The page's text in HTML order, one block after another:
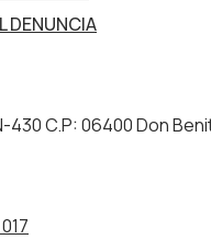
DENUNCIA
430 C.P: 06400 Don